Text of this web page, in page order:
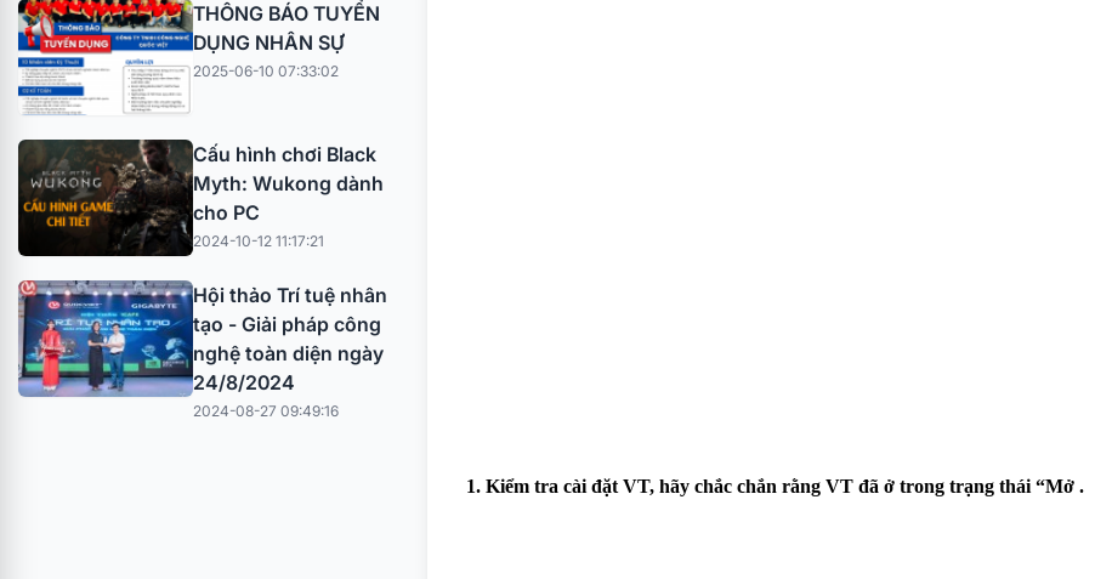
THÔNG BÁO TUYỂN
DỤNG NHÂN SỰ
2025-06-10 07:33:02
Cấu hình chơi Black
Myth: Wukong dành
cho PC
2024-10-12 11:17:21
Hội thảo Trí tuệ nhân
tạo - Giải pháp công
nghệ toàn diện ngày
24/8/2024
2024-08-27 09:49:16
1. Kiểm tra cài đặt VT, hãy chắc chắn rằng VT đã ở trong trạng thái “Mở .